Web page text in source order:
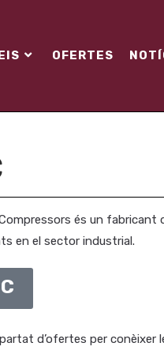
OFERTES
és un fabricant
en el sector industrial.
d’ofertes per